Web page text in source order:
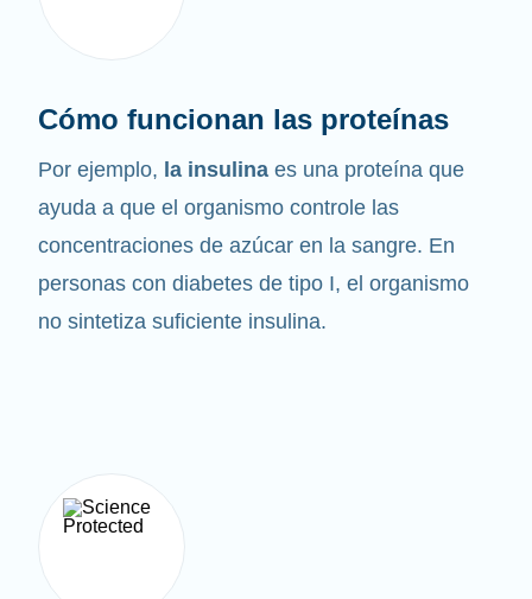
Cómo funcionan las proteínas
Por ejemplo, la insulina es una proteína que
ayuda a que el organismo controle las
concentraciones de azúcar en la sangre. En
personas con diabetes de tipo I, el organismo
no sintetiza suficiente insulina.